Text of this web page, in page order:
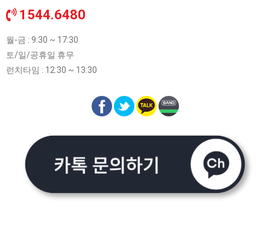
1544.6480
월-금 : 9:30 ~ 17:30
토/일/공휴일 휴무
런치타임 : 12:30 ~ 13:30